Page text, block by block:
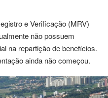
e Verificação (MRV)
não possuem
na repartição de benefícios.
ainda não começou.